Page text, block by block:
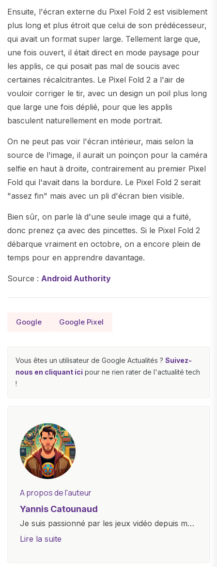
Ensuite, l'écran externe du Pixel Fold 2 est visiblement
plus long et plus étroit que celui de son prédécesseur,
qui avait un format super large. Tellement large que,
une fois ouvert, il était direct en mode paysage pour
les applis, ce qui posait pas mal de soucis avec
certaines récalcitrantes. Le Pixel Fold 2 a l'air de
vouloir corriger le tir, avec un design un poil plus long
que large une fois déplié, pour que les applis
basculent naturellement en mode portrait.
On ne peut pas voir l'écran intérieur, mais selon la
source de l'image, il aurait un poinçon pour la caméra
selfie en haut à droite, contrairement au premier Pixel
Fold qui l'avait dans la bordure. Le Pixel Fold 2 serait
"assez fin" mais avec un pli d'écran bien visible.
Bien sûr, on parle là d'une seule image qui a fuité,
donc prenez ça avec des pincettes. Si le Pixel Fold 2
débarque vraiment en octobre, on a encore plein de
temps pour en apprendre davantage.
Source : Android Authority
Google Google Pixel
Vous êtes un utilisateur de Google Actualités ? Suivez-
nous en cliquant ici pour ne rien rater de l'actualité tech
!
A propos de l'auteur
Yannis Catounaud
Je suis passionné par les jeux vidéo depuis mon
plus jeune âge. Mon amour pour l'univers
Lire la suite